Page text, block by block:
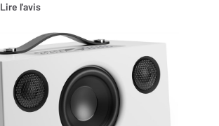
Lire l'avis